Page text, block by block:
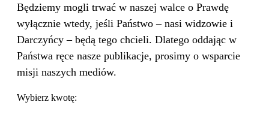
Będziemy mogli trwać w naszej walce o Prawdę
wyłącznie wtedy, jeśli Państwo – nasi widzowie i
Darczyńcy – będą tego chcieli. Dlatego oddając w
Państwa ręce nasze publikacje, prosimy o wsparcie
misji naszych mediów.
Wybierz kwotę: